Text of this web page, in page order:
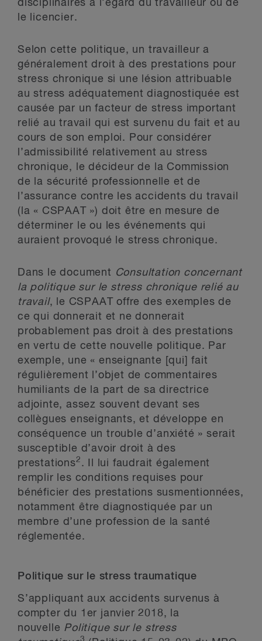
disciplinaires à l’égard du travailleur ou de
le licencier.
Selon cette politique, un travailleur a
généralement droit à des prestations pour
stress chronique si une lésion attribuable
au stress adéquatement diagnostiquée est
causée par un facteur de stress important
relié au travail qui est survenu du fait et au
cours de son emploi. Pour considérer
l’admissibilité relativement au stress
chronique, le décideur de la Commission
de la sécurité professionnelle et de
l’assurance contre les accidents du travail
(la « CSPAAT ») doit être en mesure de
déterminer le ou les événements qui
auraient provoqué le stress chronique.
Dans le document Consultation concernant
la politique sur le stress chronique relié au
travail, le CSPAAT offre des exemples de
ce qui donnerait et ne donnerait
probablement pas droit à des prestations
en vertu de cette nouvelle politique. Par
exemple, une « enseignante [qui] fait
régulièrement l’objet de commentaires
humiliants de la part de sa directrice
adjointe, assez souvent devant ses
collègues enseignants, et développe en
conséquence un trouble d’anxiété » serait
susceptible d’avoir droit à des
prestations2 . Il lui faudrait également
remplir les conditions requises pour
bénéficier des prestations susmentionnées,
notamment être diagnostiquée par un
membre d’une profession de la santé
réglementée.
Politique sur le stress traumatique
S’appliquant aux accidents survenus à
compter du 1 er janvier 2018, la
nouvelle Politique sur le stress